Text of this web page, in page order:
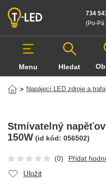
734
(Po-Pá
Menu Hledat
Hledat v produktech
> Napájecí LED zdroje a trafa
Stmívatelný
150W (id kód: 056502)
(0) Přidat
Uložit